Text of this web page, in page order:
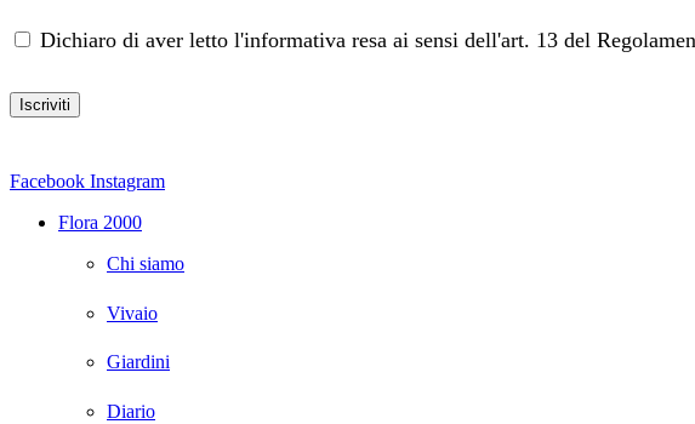
Dichiaro di aver letto l'informativa resa ai sensi dell'art. 13 del
Facebook Instagram
Flora 2000
Chi siamo
Vivaio
Giardini
Diario